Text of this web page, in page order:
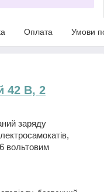
Оплата Умови
42 В, 2
заряду
вольтовим